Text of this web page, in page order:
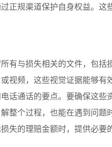
正规渠道保护自身权益。这
有与损失相关的文件，包括
视频，这些视觉证据能够有
话通话的要点。要确保这些
整个过程，也能在遇到问题
失的理赔金额时，提供必要